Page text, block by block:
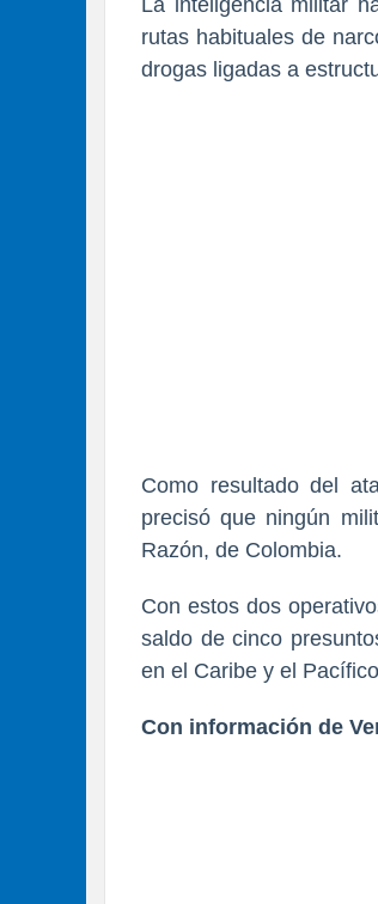
La inteligencia militar
rutas habituales de
drogas ligadas a
Como resultado del
precisó que ningún
Razón, de Colombia.
Con estos dos
saldo de cinco
en el Caribe y el
Con información de